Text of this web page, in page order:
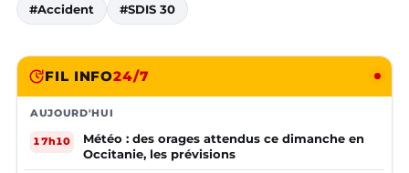
#Accident #SDIS 30
FIL INFO24/7
AUJOURD'HUI
17h10
Météo : des orages attendus ce dimanche en
Occitanie, les prévisions